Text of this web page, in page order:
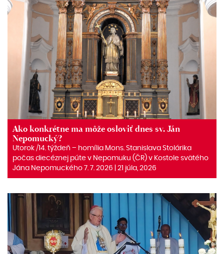
Ako konkrétne ma môže osloviť dnes sv. Ján
Nepomucký?
Utorok /14. týždeň – homília Mons. Stanislava Stolárika
počas diecéznej púte v Nepomuku (ČR) v Kostole svätého
Jána Nepomuckého 7. 7. 2026 | 21 júla, 2026